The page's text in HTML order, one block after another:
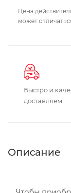
Цена
может
Быстро и
доставляем
Описание